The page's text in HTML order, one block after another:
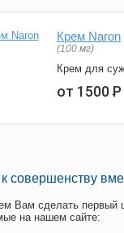
Крем Naron
(100 мг)
Крем для
от 1500Р
совершенству
Вам сделать первый
на нашем сайте: